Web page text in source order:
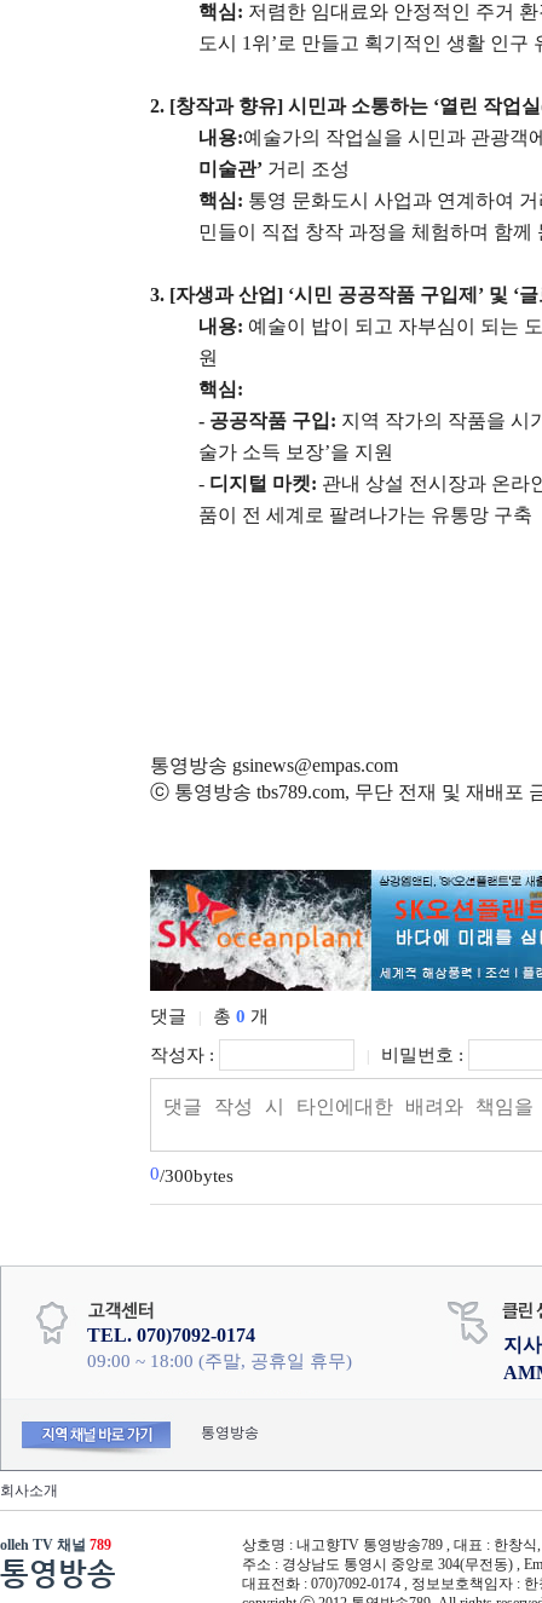
핵심: 저렴한 임대료와 안정적인 주거
도시 1 위 ’ 로 만들고 획기적인 생활 인구
2. [창작과 향유] 시민과 소통하는 ‘열린 작업실
내용:예술가의 작업실을 시민과 관광객
미술관’ 거리 조성
핵심: 통영 문화도시 사업과 연계하여
민들이 직접 창작 과정을 체험하며 함
3. [자생과 산업] ‘시민 공공작품 구입제 ’ 및 ‘
내용: 예술이 밥이 되고 자부심이 되는
원
핵심:
- 공공작품 구입: 지역 작가의 작품을 시
술가 소득 보장’을 지원
- 디지털 마켓: 관내 상설 전시장과 온라
품이 전 세계로 팔려나가는 유통망 구축
통영방송 gsinews@empas.com
ⓒ 통영방송 tbs789.com, 무단 전재 및 재배포
댓글 총 0 개
작성자 :
비밀번호 :
0/300bytes
TEL. 070)7092-0174
09:00 ~ 18:00 (주말, 공휴일 휴무)
지
통영방송
회사소개
olleh TV 채널 789
통영방송
상호명 : 내고향TV 통영방송789 , 대표 : 한창식
주소 : 경상남도 통영시 중앙로 304(무전동) ,
대표전화 : 070)7092-0174 , 정보보호책임자 :